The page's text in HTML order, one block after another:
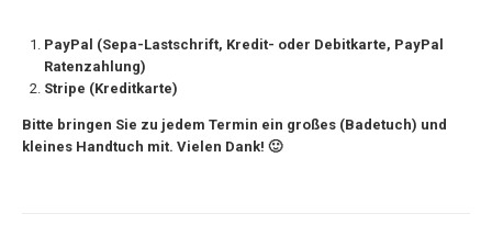
PayPal (Sepa-Lastschrift, Kredit- oder Debitkarte, PayPal
Ratenzahlung)
Stripe (Kreditkarte)
Bitte bringen Sie zu jedem Termin ein großes (Badetuch) und
kleines Handtuch mit. Vielen Dank! 🙂